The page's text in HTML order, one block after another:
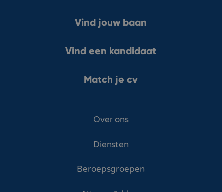
Vind jouw baan
Vind een kandidaat
Match je cv
Over ons
Diensten
Beroepsgroepen